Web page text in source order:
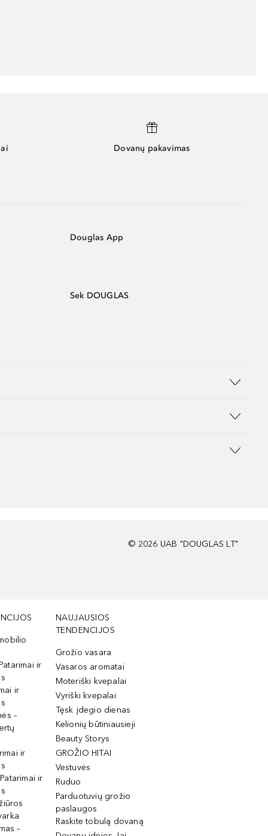
Dovanų pakavimas
Douglas App
Sek DOUGLAS
© 2026 UAB "DOUGLAS LT"
ir
ir
–
ir
ir
–
NAUJAUSIOS
TENDENCIJOS
Grožio vasara
Vasaros aromatai
Moteriški kvepalai
Vyriški kvepalai
Tęsk įdegio dienas
Kelionių būtiniausieji
Beauty Storys
GROŽIO HITAI
Vestuvės
Ruduo
Parduotuvių grožio
paslaugos
Raskite tobulą dovaną